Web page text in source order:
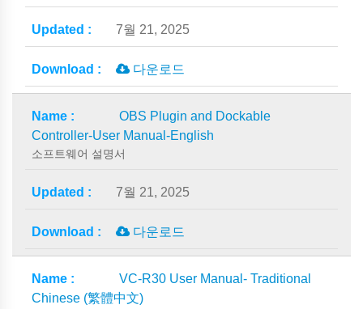
7월 21, 2025
다운로드
OBS Plugin and Dockable
Controller-User Manual-English
소프트웨어 설명서
7월 21, 2025
다운로드
VC-R30 User Manual- Traditional
Chinese (繁體中文)